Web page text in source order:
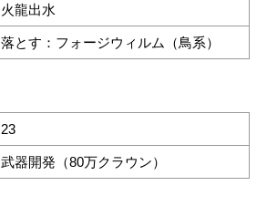
火龍出水
落とす：フォージウィルム（鳥系）
23
武器開発（80万クラウン）